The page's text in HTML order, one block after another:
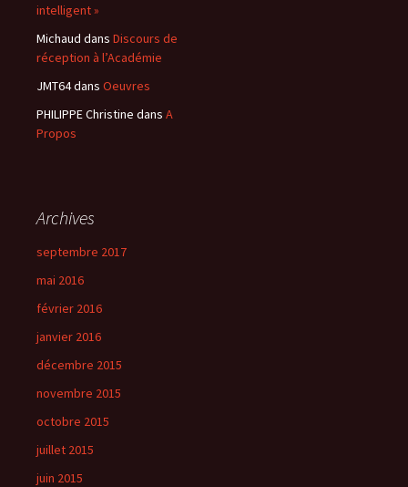
intelligent »
Michaud dans Discours de
réception à l’Académie
JMT64dans Oeuvres
PHILIPPE Christine dans A
Propos
Archives
septembre 2017
mai 2016
février 2016
janvier 2016
décembre 2015
novembre 2015
octobre 2015
juillet 2015
juin 2015